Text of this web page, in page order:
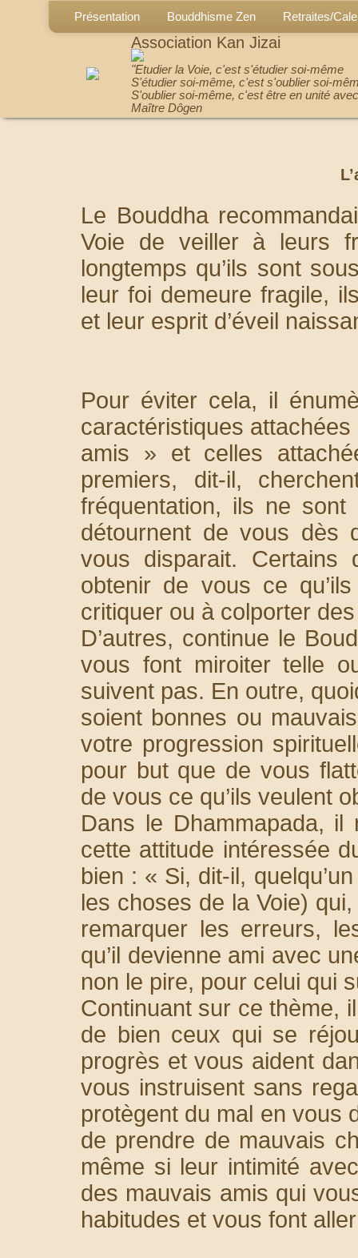
Présentation Bouddhisme Zen Retraites/
Association Kan Jizai
"Etudier la Voie, c'est s'étudier soi-même
S'étudier soi-même, c'est s'oublier soi-
S'oublier soi-même, c'est être en unité
Maître Dôgen
Le Bouddha
Voie de veiller à leurs
longtemps qu’ils sont
leur foi demeure fragile,
et leur esprit d’éveil
Pour éviter cela, il
caractéristiques
amis » et celles
premiers, dit-il,
fréquentation, ils ne
détournent de vous dès
vous disparait. Certains
obtenir de vous ce
critiquer ou à colporter
D’autres, continue le
vous font miroiter telle
suivent pas. En outre,
soient bonnes ou
votre progression
pour but que de vous
de vous ce qu’ils veulent
Dans le Dhammapada,
cette attitude intéressée
bien : « Si, dit-il,
les choses de la Voie)
remarquer les erreurs,
qu’il devienne ami avec
non le pire, pour celui qui
Continuant sur ce thème,
de bien ceux qui se
progrès et vous aident
vous instruisent sans
protègent du mal en vous
de prendre de mauvais
même si leur intimité
des mauvais amis qui
habitudes et vous font